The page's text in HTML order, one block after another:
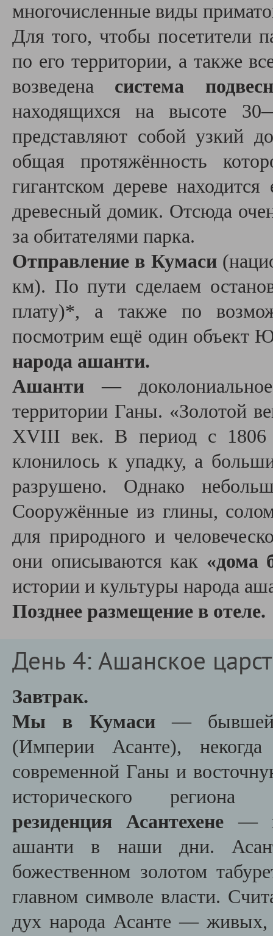
многочисленные виды
Для того, чтобы посетители
по его территории, а также
возведена система
находящихся на высоте
представляют собой узкий
общая протяжённость
гигантском дереве
древесный домик. Отсюда
за обитателями парка.
Отправление в Кумаси
км). По пути сделаем
плату)*, а также по
посмотрим ещё один
народа ашанти.
Ашанти —
территории Ганы. «Золотой
XVIII век. В период с 1806
клонилось к упадку, а
разрушено. Однако
Сооружённые из глины,
для природного и
они описываются как «дома
истории и культуры народа
Позднее размещение в отеле.
День 4: Ашанское
Завтрак.
Мы в Кумаси— бывшей
(Империи Асанте), некогда
современной Ганы и
исторического
резиденция Асантехене —
ашанти в наши дни.
божественном золотом
главном символе власти.
дух народа Асанте — живых,